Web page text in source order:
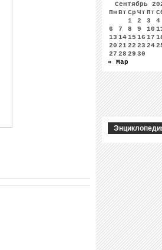
Сентябрь
Пн Вт Ср Чт Пт
1
2 3 4
6
7 8 9 10
13 1415 16 17
20 2122 23 24
27 28 29 30
« Мар